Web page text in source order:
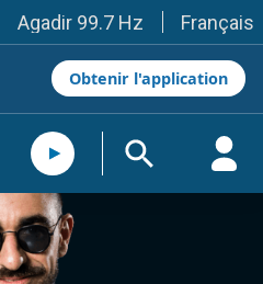
Agadir 99.7 Hz
Tanger 103.3 Hz
Tétouan 87.8 Hz
Fès 98.8 Hz
Meknès 97.2 Hz
El Jadida 97.3
Settat 104,6
Essaouira 96.6
Safi 92.3
Taza 103.0
Taounate 95.6
Français
Obtenir l'application